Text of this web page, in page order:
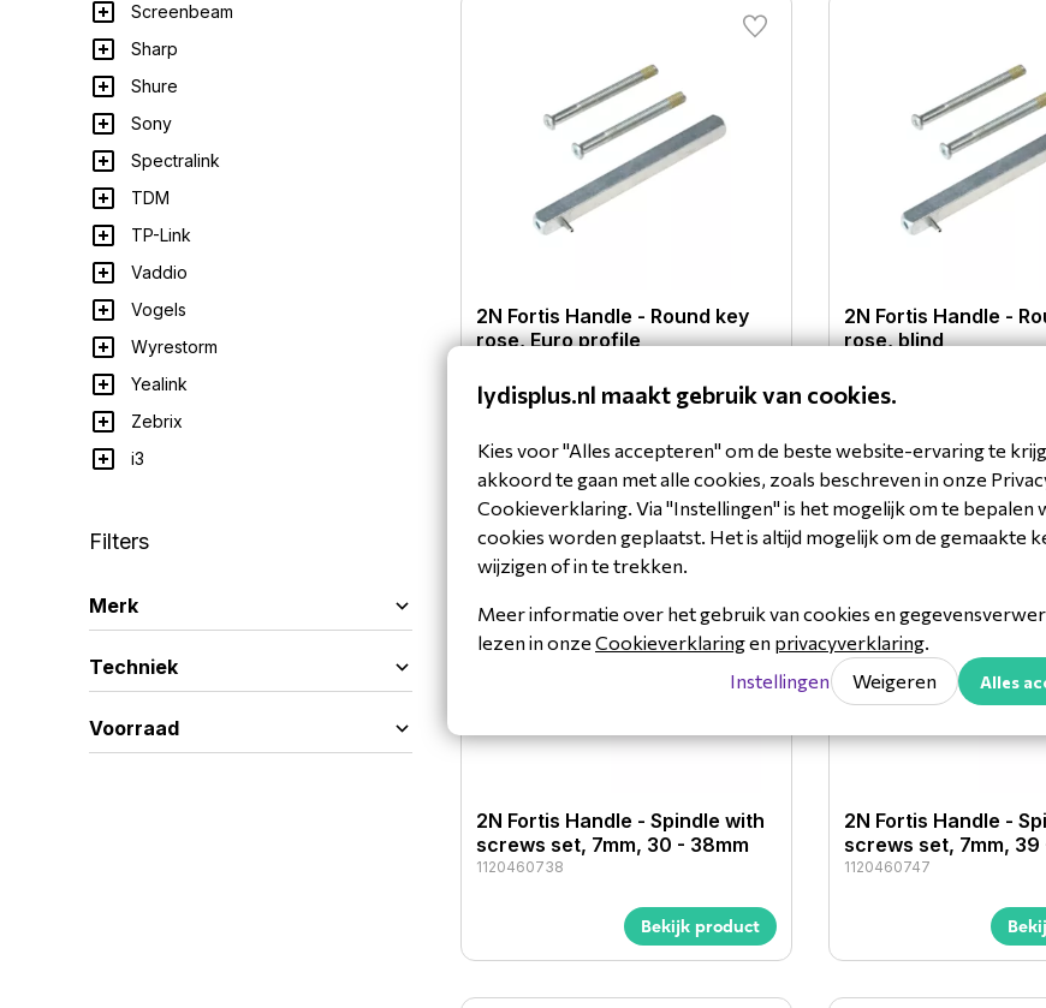
Screenbeam
Sharp
Shure
Sony
Spectralink
TDM
TP-Link
Vaddio
Vogels
Wyrestorm
Yealink
Zebrix
i3
Filters
Merk
Techniek
Voorraad
2N Fortis Handle - Round key
rose, Euro profile
2N Fortis Handle -
rose, blind
2N Fortis Handle - Spindle with
screws set, 7mm, 30 - 38mm
1120460738
Bekijk product
2N Fortis Handle -
screws set, 7mm, 39
1120460747
lydisplus.nl maakt gebruik van cookies.
Kies voor "Alles accepteren" om de beste website-ervaring te
akkoord te gaan met alle cookies, zoals beschreven in onze
Cookieverklaring. Via "Instellingen" is het mogelijk om te bepalen
cookies worden geplaatst. Het is altijd mogelijk om de gemaakte
wijzigen of in te trekken.
Meer informatie over het gebruik van cookies en
lezen in onze Cookieverklaringen privacyverklaring.
Instellingen
Weigeren Alles